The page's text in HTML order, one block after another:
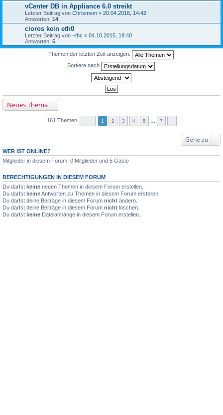
vCenter DB in Appliance 6.0 streikt
Letzter Beitrag von Chrismvm « 20.04.2016, 14:42
Antworten: 14
cioros kein eth0
Letzter Beitrag von ~thc « 04.10.2015, 18:40
Antworten: 5
Themen der letzten Zeit anzeigen:
Sortiere nach
Neues Thema
161 Themen 1 2 3 4 5 7
Gehe zu
WER IST ONLINE?
Mitglieder in diesem Forum: 0 Mitglieder und 5 Gäste
BERECHTIGUNGEN IN DIESEM FORUM
Du darfst keine neuen Themen in diesem Forum erstellen.
Du darfst keineAntworten zu Themen in diesem Forum erstellen.
Du darfst deine Beiträge in diesem Forum nicht ändern.
Du darfst deine Beiträge in diesem Forum nicht löschen.
Du darfst keine Dateianhänge in diesem Forum erstellen.